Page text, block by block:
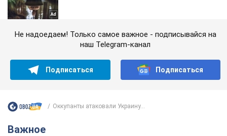
Не надоедаем! Только самое важное - подписывайся на
наш Telegram-канал
Подписаться Подписаться
Оккупанты атаковали Украину...
Важное